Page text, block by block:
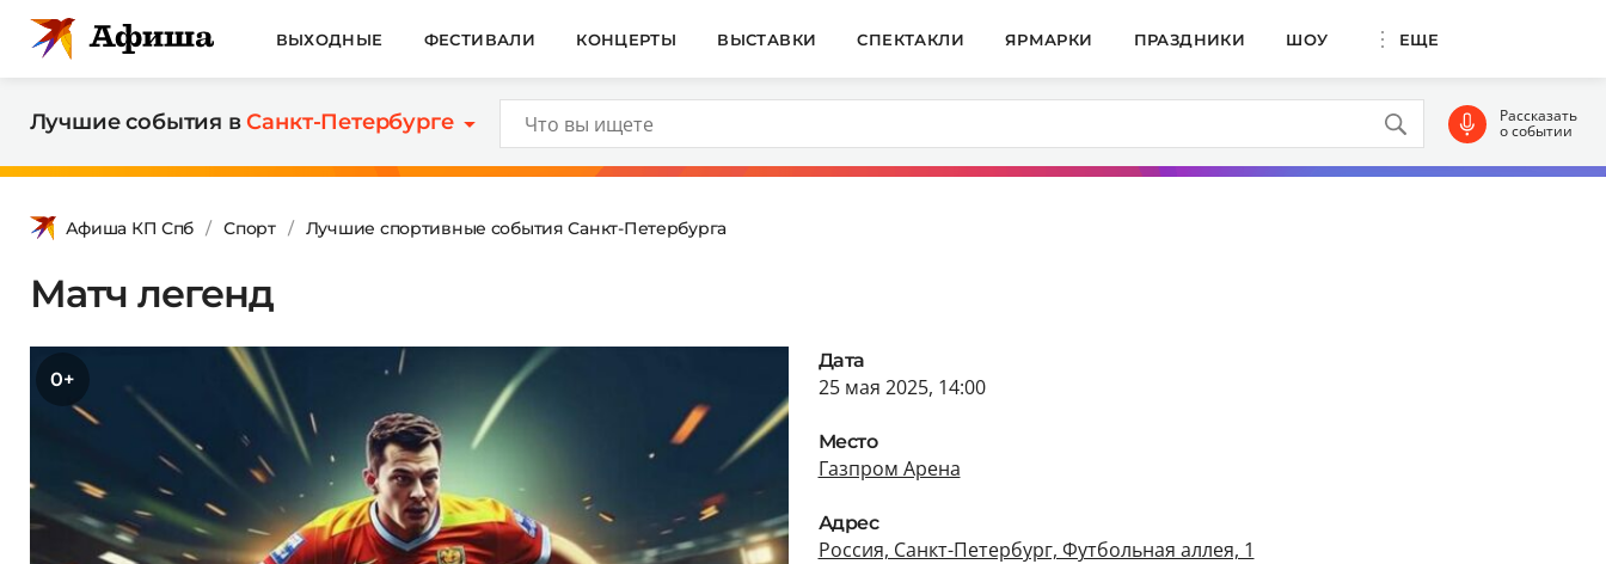
ВЫХОДНЫЕ ФЕСТИВАЛИ КОНЦЕРТЫ ВЫСТАВКИ СПЕКТАКЛИ ЯРМАРКИ ПРАЗДНИКИ ШОУ ЕЩЕ
Лучшие события вСанкт-Петербурге Рассказать
о событии
Афиша КП Спб Спорт Лучшие спортивные события Санкт-Петербурга
Матч легенд
0+
Дата
25 мая 2025, 14:00
Место
Газпром Арена
Адрес
Россия, Санкт-Петербург, Футбольная аллея, 1